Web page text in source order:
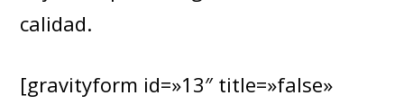
calidad.
[gravityform id=»13″ title=»false»